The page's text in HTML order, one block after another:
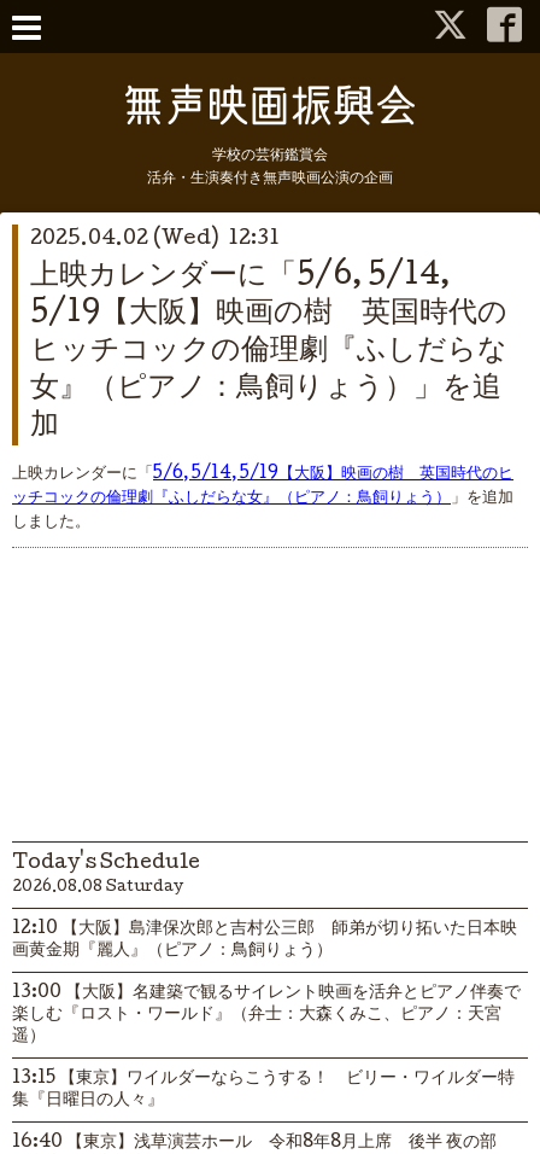
学校の芸術鑑賞会
活弁・生演奏付き無声映画公演の企画
2025.04.02 (Wed) 12:31
上映カレンダーに「5/6, 5/14,
5/19【大阪】映画の樹 英国時代の
ヒッチコックの倫理劇『ふしだらな
女』（ピアノ：鳥飼りょう）」を追
加
上映カレンダーに「 5/6, 5/14, 5/19【大阪】映画の樹 英国時代のヒ
ッチコックの倫理劇『ふしだらな女』（ピアノ：鳥飼りょう） 」を追加
しました。
Today's Schedule
2026.08.08 Saturday
12:10 【大阪】島津保次郎と吉村公三郎 師弟が切り拓いた日本映
画黄金期『麗人』（ピアノ：鳥飼りょう）
13:00 【大阪】名建築で観るサイレント映画を活弁とピアノ伴奏で
楽しむ『ロスト・ワールド』（弁士：大森くみこ、ピアノ：天宮
遥）
13:15 【東京】ワイルダーならこうする！ ビリー・ワイルダー特
集『日曜日の人々』
16:40 【東京】浅草演芸ホール 令和8年8月上席 後半 夜の部